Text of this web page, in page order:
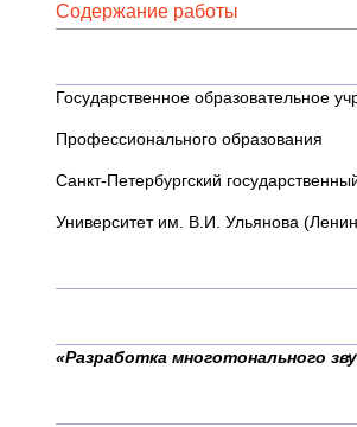
Содержание работы
Государственное образовательное
Профессионального образования
Санкт-Петербургский
Университет им. В.И. Ульянова
«Разработка многотонального